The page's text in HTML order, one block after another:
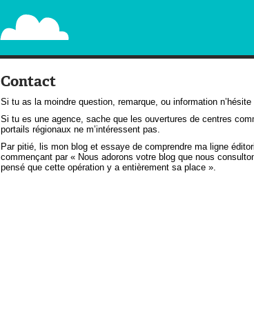
PAPERPLANE
STREET, AMBIENT, GUÉRILLA MARKETING AND OUT OF HOME
Contact
Si tu as la moindre question, remarque, ou information
Si tu es une agence, sache que les ouvertures de centres
portails régionaux ne m’intéressent pas.
Par pitié, lis mon blog et essaye de comprendre ma ligne
commençant par « Nous adorons votre blog que nous
pensé que cette opération y a entièrement sa place ».